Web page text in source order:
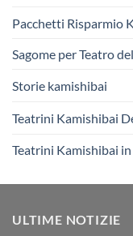
Pacchetti Risparmio
Sagome per Teatro
Storie kamishibai
Teatrini Kamishibai
Teatrini Kamishibai
ULTIME NOTIZIE